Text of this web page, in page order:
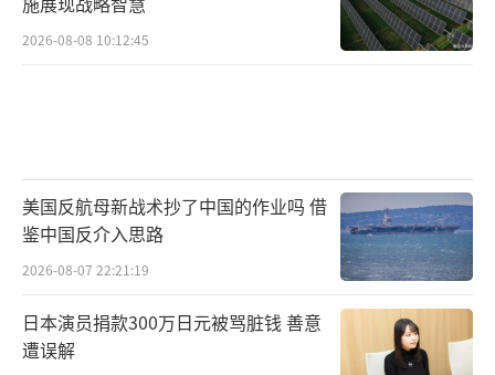
罗斯或许想通过打击外交“靶心”来测试西方
弹加速运往乌克兰，当动用俄罗斯海外资产的
讨论被摆上台面时，这场冲突的性质已经悄然
改变。它不再是单纯的俄乌之战，而是俄罗斯
与整个西方秩序的一场直接摊牌。而那句“只
打军事目标”的辩解，在基辅倒塌的民房和破
碎的外交机构窗前，显得无比苍白和孤立。
2026-08-08 10:12:45
美国反航母新战术抄了中国的作业吗 借
鉴中国反介入思路
2026-08-07 22:21:19
日本演员捐款300万日元被骂脏钱 善意
遭误解